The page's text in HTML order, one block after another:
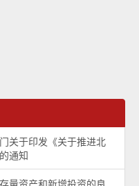
关于印发《关于推进北
通知
量资产和新增投资的良